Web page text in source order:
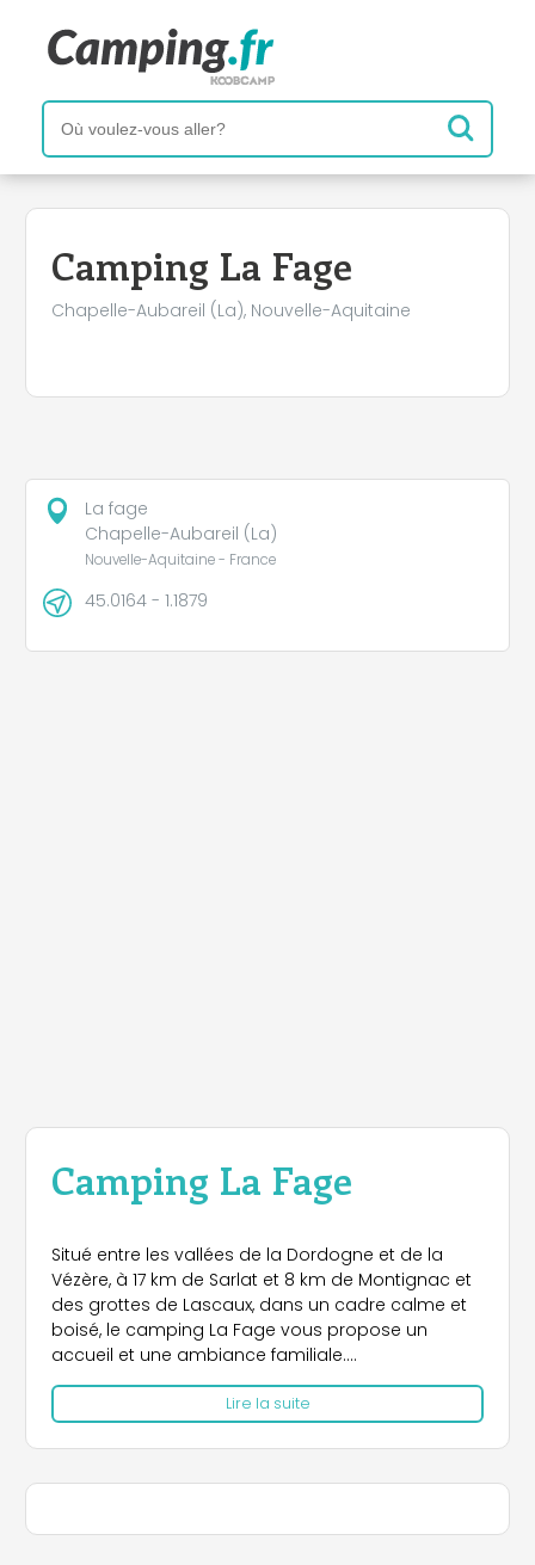
Camping La Fage
Chapelle-Aubareil (La), Nouvelle-Aquitaine
Camping La Fage
Situé entre les vallées de la Dordogne et de la
Vézère, à 17 km de Sarlat et 8 km de Montignac et
des grottes de Lascaux, dans un cadre calme et
boisé, le camping La Fage vous propose un
accueil et une ambiance familiale.
Vous profiterez de ses 60 emplacements repartis
sur 3,5 hectares, de la piscine, du bassin enfant, de
sa plaine de jeux, de l'accès wifi, des animations
pour petits et grands ainsi que du bar restaurant.
Lire la suite
+
−
La fage
Chapelle-Aubareil (La)
Nouvelle-Aquitaine - France
45.0164 - 1.1879